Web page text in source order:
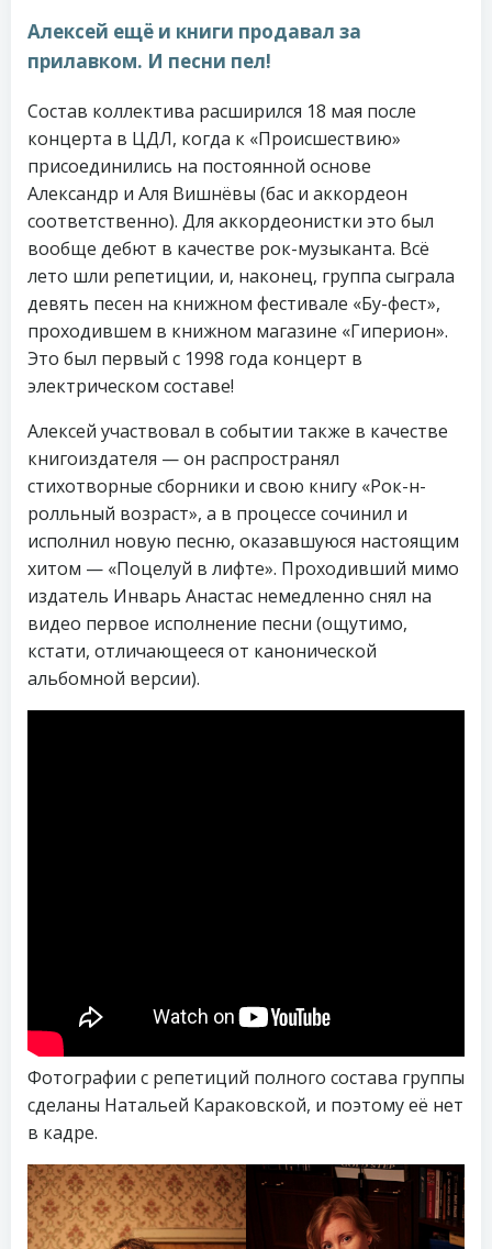
Алексей ещё и книги продавал за
прилавком. И песни пел!
Состав коллектива расширился 18 мая после
концерта в ЦДЛ, когда к «Происшествию»
присоединились на постоянной основе
Александр и Аля Вишнёвы (бас и аккордеон
соответственно). Для аккордеонистки это был
вообще дебют в качестве рок-музыканта. Всё
лето шли репетиции, и, наконец, группа сыграла
девять песен на книжном фестивале «Бу-фест»,
проходившем в книжном магазине «Гиперион».
Это был первый с 1998 года концерт в
электрическом составе!
Алексей участвовал в событии также в качестве
книгоиздателя — он распространял
стихотворные сборники и свою книгу «Рок-н-
ролльный возраст», а в процессе сочинил и
исполнил новую песню, оказавшуюся настоящим
хитом — «Поцелуй в лифте». Проходивший мимо
издатель Инварь Анастас немедленно снял на
видео первое исполнение песни (ощутимо,
кстати, отличающееся от канонической
альбомной версии).
Фотографии с репетиций полного состава группы
сделаны Натальей Караковской, и поэтому её нет
в кадре.